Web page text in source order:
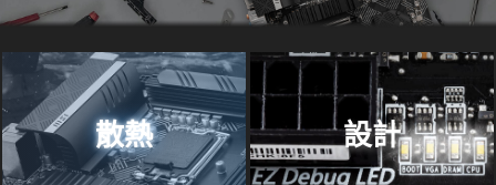
散熱 設計